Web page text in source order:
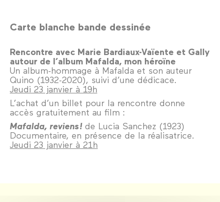
Carte blanche bande dessinée
Rencontre avec Marie Bardiaux-Vaïente et Gally
autour de l’album Mafalda, mon héroïne
Un album-hommage à Mafalda et son auteur
Quino (1932-2020), suivi d’une dédicace.
Jeudi 23 janvier à 19h
L’achat d’un billet pour la rencontre donne
accès gratuitement au film :
Mafalda, reviens ! de Lucia Sanchez (1923)
Documentaire, en présence de la réalisatrice.
Jeudi 23 janvier à 21h